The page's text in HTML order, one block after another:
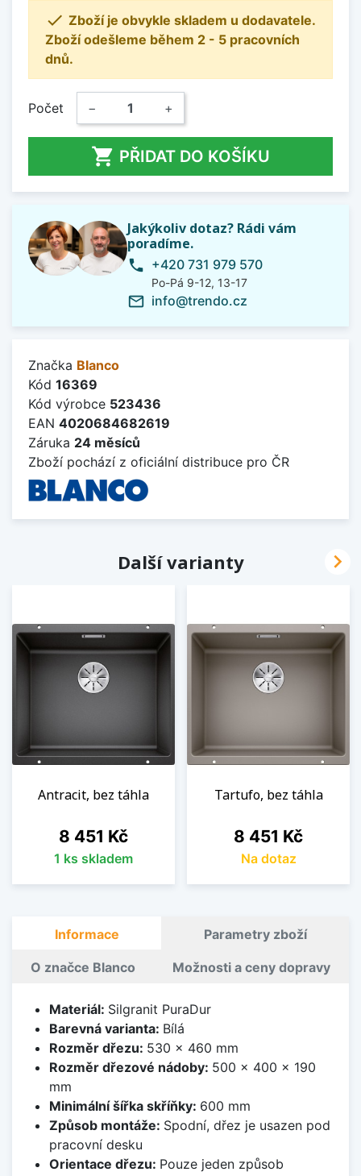
 Zboží je obvykle skladem u dodavatele.
Zboží odešleme během 2 - 5 pracovních
dnů.
Počet − +
 PŘIDAT DO KOŠÍKU
Jakýkoliv dotaz? Rádi vám
poradíme.
phone +420 731 979 570
Po-Pá 9-12, 13-17
mail_outline info@trendo.cz
Značka Blanco
Kód 16369
Kód výrobce 523436
EAN 4020684682619
Záruka 24 měsíců
Zboží pochází z oficiální distribuce pro ČR
Další varianty
Antracit, bez táhla
Cena
8 451 Kč
1 ks skladem
Tartufo, bez táhla
Cena
8 451 Kč
Na dotaz

Informace Parametry zboží
O značce Blanco Možnosti a ceny dopravy
Materiál: Silgranit PuraDur
Barevná varianta: Bílá
Rozměr dřezu: 530 x 460 mm
Rozměr dřezové nádoby: 500 x 400 x 190
mm
Minimální šířka skříňky: 600 mm
Způsob montáže: Spodní, dřez je usazen pod
pracovní desku
Orientace dřezu: Pouze jeden způsob